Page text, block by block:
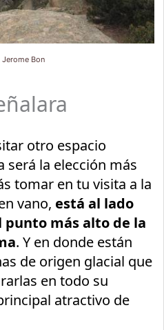
Jerome Bon
otro espacio
será la elección más
tomar en tu visita a la
vano, está al lado
punto más alto de la
. Y en donde están
de origen glacial que
en todo su
atractivo de